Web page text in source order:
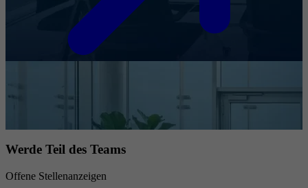
Werde Teil des Teams
Offene Stellenanzeigen